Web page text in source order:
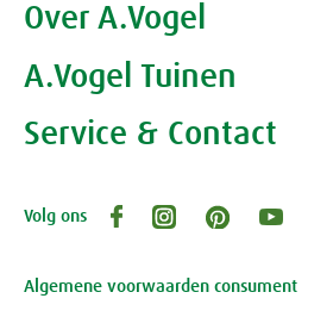
Producten
Gezondheidscoaches
Over A.Vogel
Alfred Vogel
Waarom A.Vogel kiezen
A.Vogel Tuinen
Over A.Vogel tuinen
Openingstijden, route en adres
Service & Contact
Klantenservice webwinkel
Review-richtlijnen
Volg ons
Algemene voorwaarden consument